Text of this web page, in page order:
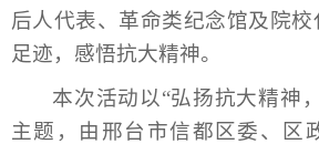
后人代表、革命类纪念馆及院
足迹，感悟抗大精神。
本次活动以“弘扬抗大精神
主题，由邢台市信都区委、区